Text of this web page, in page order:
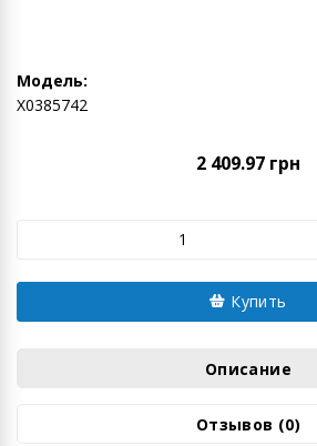
Модель:
Х0385742
2 409.97 грн
Купить
Описание
Отзывов (0)